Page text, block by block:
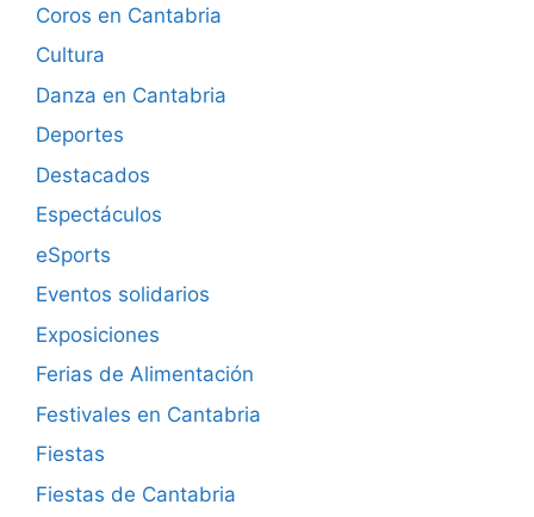
Coros en Cantabria
Cultura
Danza en Cantabria
Deportes
Destacados
Espectáculos
eSports
Eventos solidarios
Exposiciones
Ferias de Alimentación
Festivales en Cantabria
Fiestas
Fiestas de Cantabria